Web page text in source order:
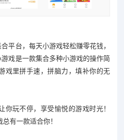
平台，每天小游戏轻松赚零花钱，
戏是一款集合多种小游戏的操作简
戏里拼手速，拼脑力，填补你的无
你玩不停，享受愉悦的游戏时光！
有一款适合你！